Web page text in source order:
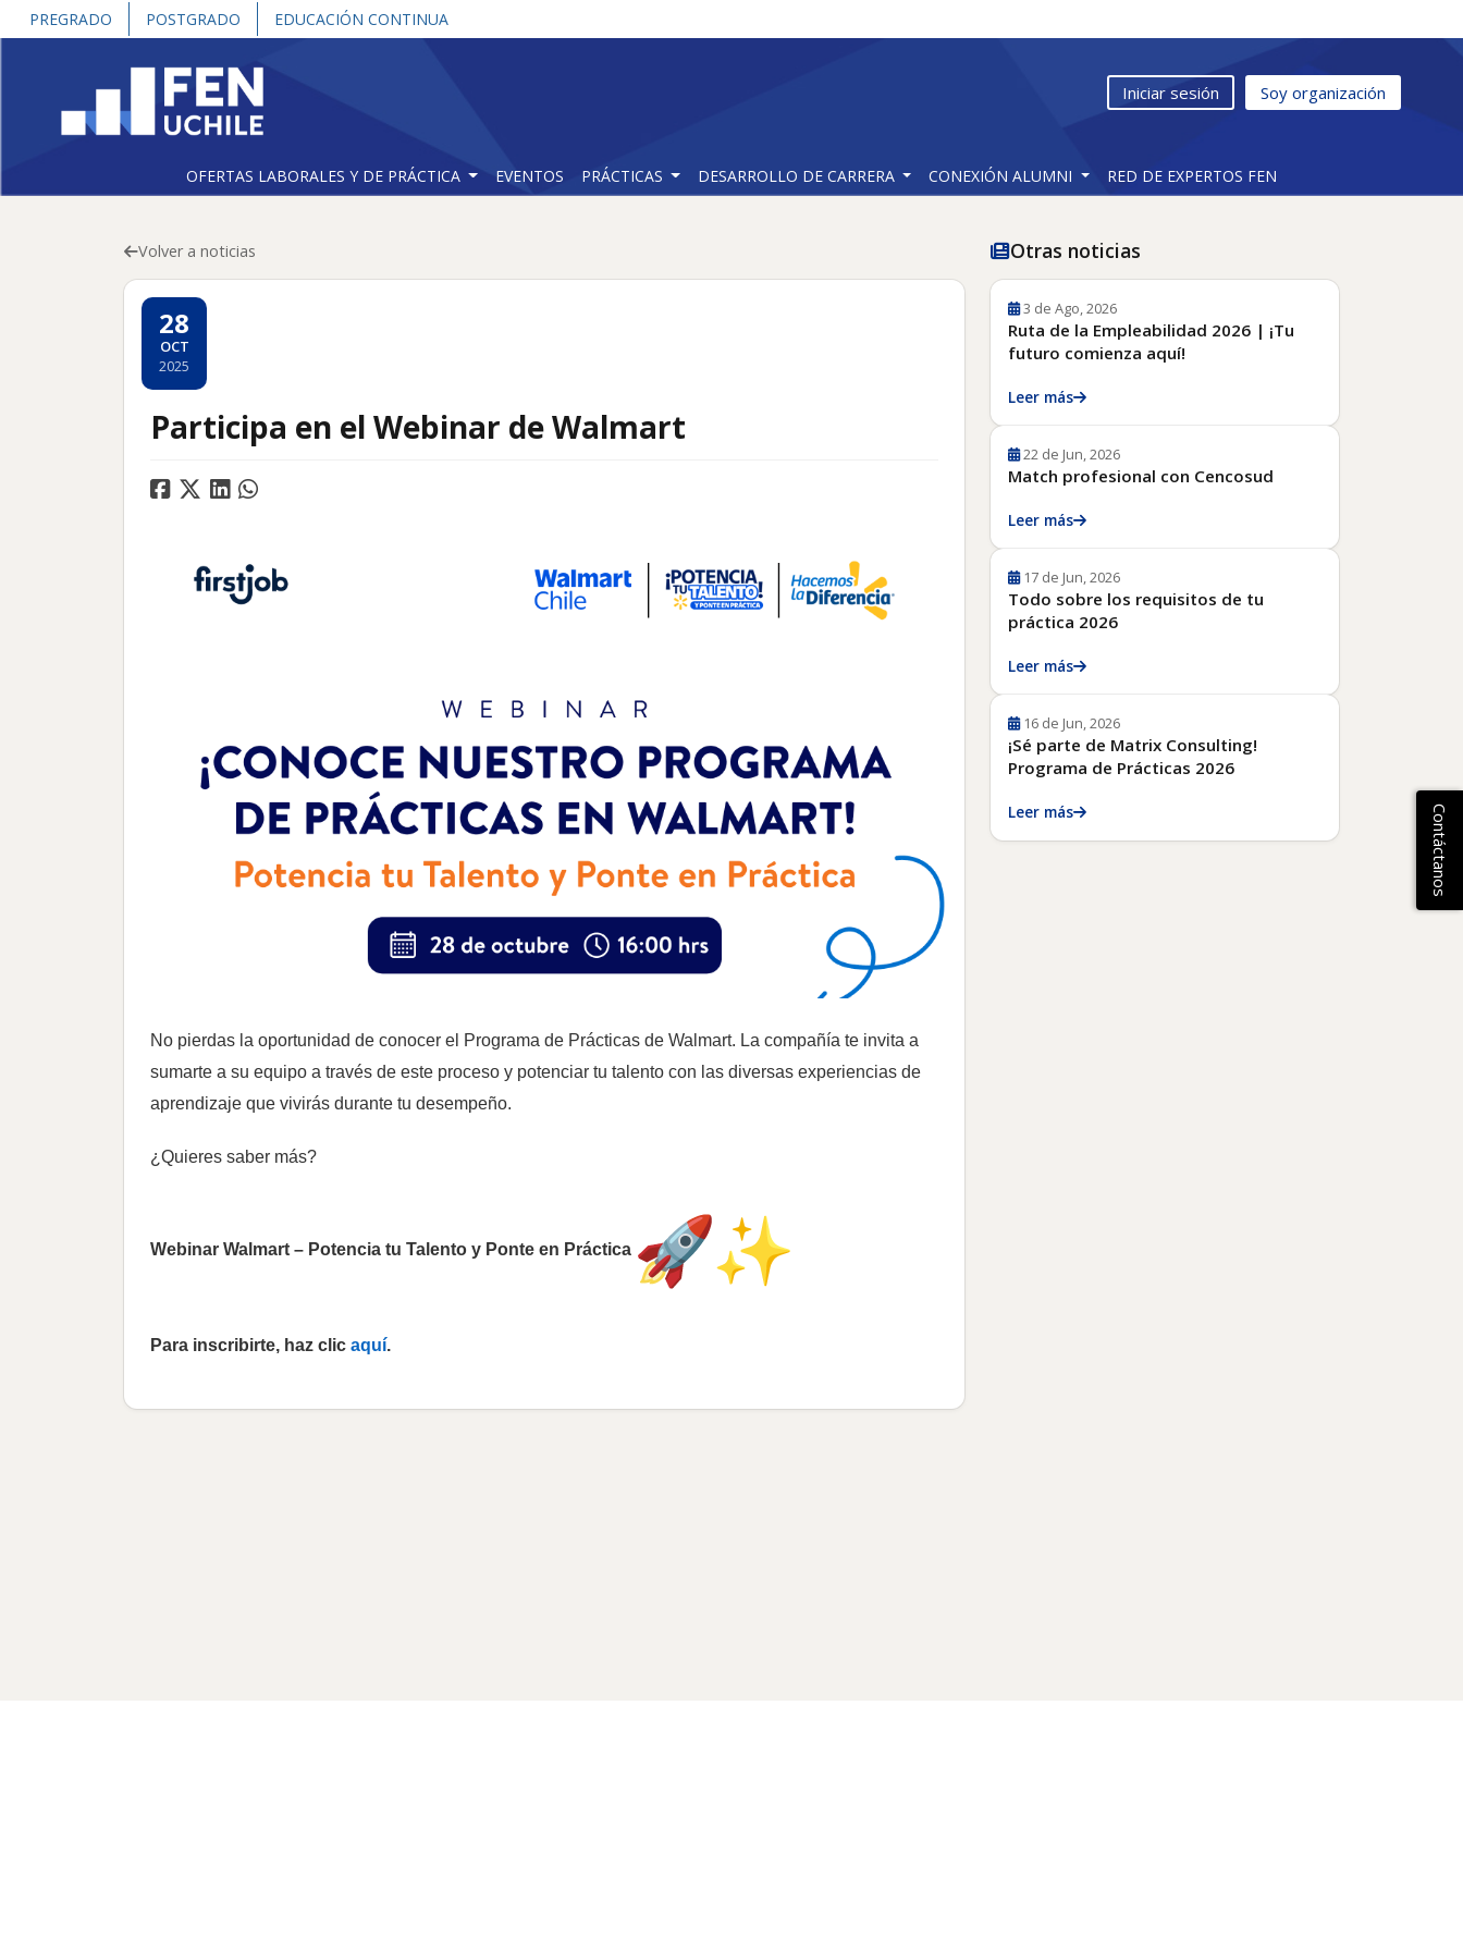
PREGRADO POSTGRADO EDUCACIÓN CONTINUA
Iniciar sesión Soy organización
OFERTAS LABORALES Y DE PRÁCTICA EVENTOS PRÁCTICAS DESARROLLO DE CARRERA CONEXIÓN ALUMNI RED DE EXPERTOS FEN
Volver a noticias
28
OCT
2025
Participa en el Webinar de Walmart
No pierdas la oportunidad de conocer el Programa de Prácticas de Walmart. La compañía te invita a
sumarte a su equipo a través de este proceso y potenciar tu talento con las diversas experiencias de
aprendizaje que vivirás durante tu desempeño.
¿Quieres saber más?
Webinar Walmart – Potencia tu Talento y Ponte en Práctica
Para inscribirte, haz clic aquí.
Otras noticias
3 de Ago, 2026
Ruta de la Empleabilidad 2026 | ¡Tu
futuro comienza aquí!
Leer más
22 de Jun, 2026
Match profesional con Cencosud
Leer más
17 de Jun, 2026
Todo sobre los requisitos de tu
práctica 2026
Leer más
16 de Jun, 2026
¡Sé parte de Matrix Consulting!
Programa de Prácticas 2026
Leer más Contáctanos